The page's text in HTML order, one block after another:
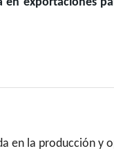
en la producción